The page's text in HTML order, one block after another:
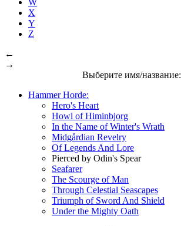
X
Y
Z
←
→
Выберите имя/название:
Hammer Horde:
Hero's Heart
Howl of Himinbjorg
In the Name of Winter's Wrath
Midgårdian Revelry
Of Legends And Lore
Pierced by Odin's Spear
Seafarer
The Scourge of Man
Through Celestial Seascapes
Triumph of Sword And Shield
Under the Mighty Oath